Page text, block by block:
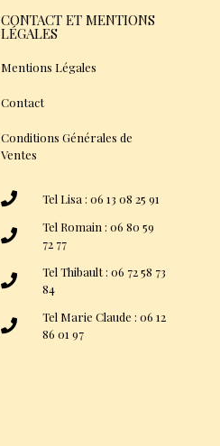
CONTACT ET MENTIONS
LÉGALES
Mentions Légales
Contact
Conditions Générales de
Ventes
Tel Lisa : 06 13 08 25 91
Tel Romain : 06 80 59
72 77
Tel Thibault : 06 72 58 73
84
Tel Marie Claude : 06 12
86 01 97